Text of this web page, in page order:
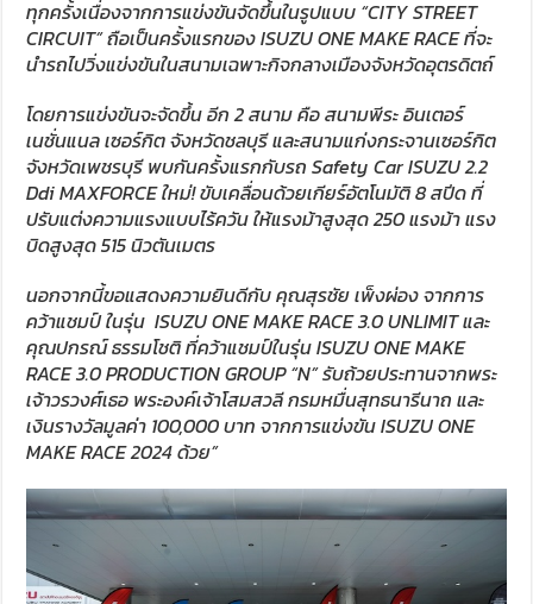
ทุกครั้งเนื่องจากการแข่งขันจัดขึ้นในรูปแบบ “CITY STREET
CIRCUIT”ถือเป็นครั้งแรกของISUZU ONE MAKE RACEที่จะ
นำรถไปวิ่งแข่งขันในสนามเฉพาะกิจกลางเมืองจังหวัดอุตรดิตถ์
โดยการแข่งขันจะจัดขึ้น อีก2สนาม คือ สนามพีระ อินเตอร์
เนชั่นแนล เซอร์กิต จังหวัดชลบุรี และสนามแก่งกระจานเซอร์กิต
จังหวัดเพชรบุรี พบกันครั้งแรกกับรถSafety Car ISUZU2.2
Ddi MAXFORCEใหม่!ขับเคลื่อนด้วยเกียร์อัตโนมัติ8สปีด ที่
ปรับแต่งความแรงแบบไร้ควัน ให้แรงม้าสูงสุด250แรงม้า แรง
บิดสูงสุด515นิวตันเมตร
นอกจากนี้ขอแสดงความยินดีกับ คุณสุรชัย เพ็งผ่อง จากการ
คว้าแชมป์ ในรุ่น ISUZU ONE MAKE RACE3.0UNLIMITและ
คุณปกรณ์ ธรรมโชติ ที่คว้าแชมป์ในรุ่นISUZU ONE MAKE
RACE3.0PRODUCTION GROUP “N”รับถ้วยประทานจากพระ
เจ้าวรวงศ์เธอ พระองค์เจ้าโสมสวลี กรมหมื่นสุทธนารีนาถ และ
เงินรางวัลมูลค่า 100,000บาท จากการแข่งขันISUZU ONE
MAKE RACE 2024ด้วย”